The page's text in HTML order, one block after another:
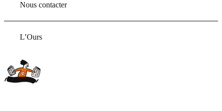
Nous contacter
L’Ours